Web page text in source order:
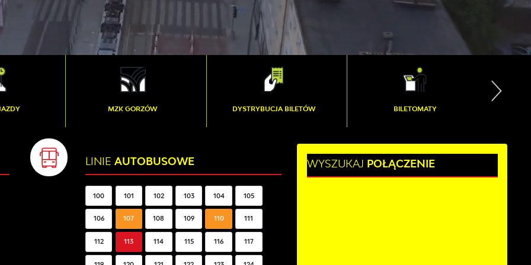
DYSTRYBUCJA BILETÓW BILETOMATY MAPA SIECI
LINIE AUTOBUSOWE
100 101 102 103 104 105
106 107 108 109 110 111
112 113 114 115 116 117
WYSZUKAJ POŁĄCZENIE